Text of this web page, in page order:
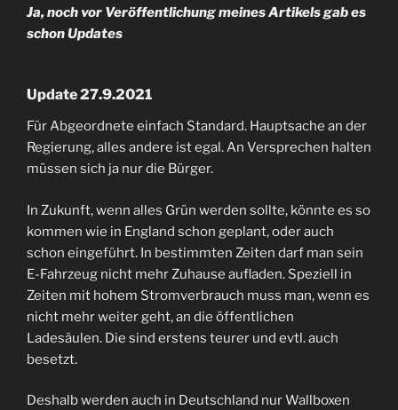
Ja, noch vor Veröffentlichung meines Artikels gab es
schon Updates
Update 27.9.2021
Für Abgeordnete einfach Standard. Hauptsache an der
Regierung, alles andere ist egal. An Versprechen halten
müssen sich ja nur die Bürger.
In Zukunft, wenn alles Grün werden sollte, könnte es so
kommen wie in England schon geplant, oder auch
schon eingeführt. In bestimmten Zeiten darf man sein
E-Fahrzeug nicht mehr Zuhause aufladen. Speziell in
Zeiten mit hohem Stromverbrauch muss man, wenn es
nicht mehr weiter geht, an die öffentlichen
Ladesäulen. Die sind erstens teurer und evtl. auch
besetzt.
Deshalb werden auch in Deutschland nur Wallboxen